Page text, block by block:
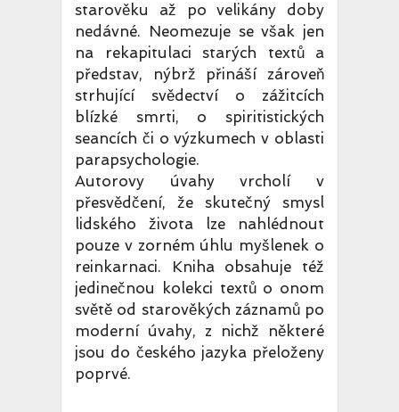
starověku až po velikány doby
nedávné. Neomezuje se však jen
na rekapitulaci starých textů a
představ, nýbrž přináší zároveň
strhující svědectví o zážitcích
blízké smrti, o spiritistických
seancích či o výzkumech v oblasti
parapsychologie.
Autorovy úvahy vrcholí v
přesvědčení, že skutečný smysl
lidského života lze nahlédnout
pouze v zorném úhlu myšlenek o
reinkarnaci. Kniha obsahuje též
jedinečnou kolekci textů o onom
světě od starověkých záznamů po
moderní úvahy, z nichž některé
jsou do českého jazyka přeloženy
poprvé.